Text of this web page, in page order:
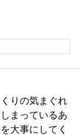
りの気まぐれ
まっているあ
大事にしてく